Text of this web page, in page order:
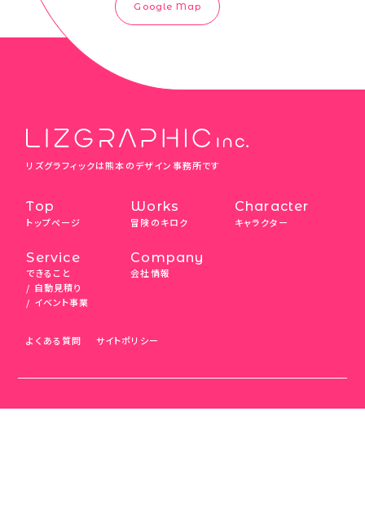
Google Map
リズグラフィックは熊本のデザイン事務所です
Top
トップページ
Works
冒険のキロク
Character
キャラクター
Service
できること
自動見積り
イベント事業
Company
会社情報
よくある質問 サイトポリシー